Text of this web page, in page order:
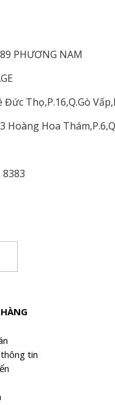
hàng năm: 35
bật của Caso
PHƯƠNG NAM
Đức Thọ,P.16,Q.Gò
Hoàng Hoa
8383
tin